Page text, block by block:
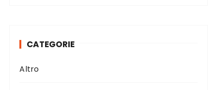
CATEGORIE
Altro